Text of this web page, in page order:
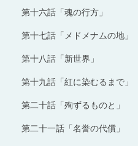
第十六話「魂の行方」
第十七話「メドメナムの地」
第十八話「新世界」
第十九話「紅に染むるまで」
第二十話「殉ずるものと」
第二十一話「名誉の代償」